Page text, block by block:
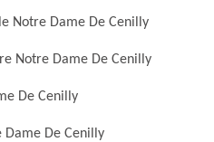
Notre Dame De Cenilly
Notre Dame De Cenilly
De Cenilly
Dame De Cenilly